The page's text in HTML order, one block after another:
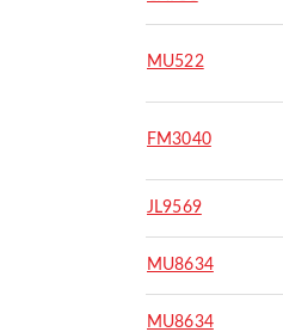
MU522
FM3040
JL9569
MU8634
MU8634